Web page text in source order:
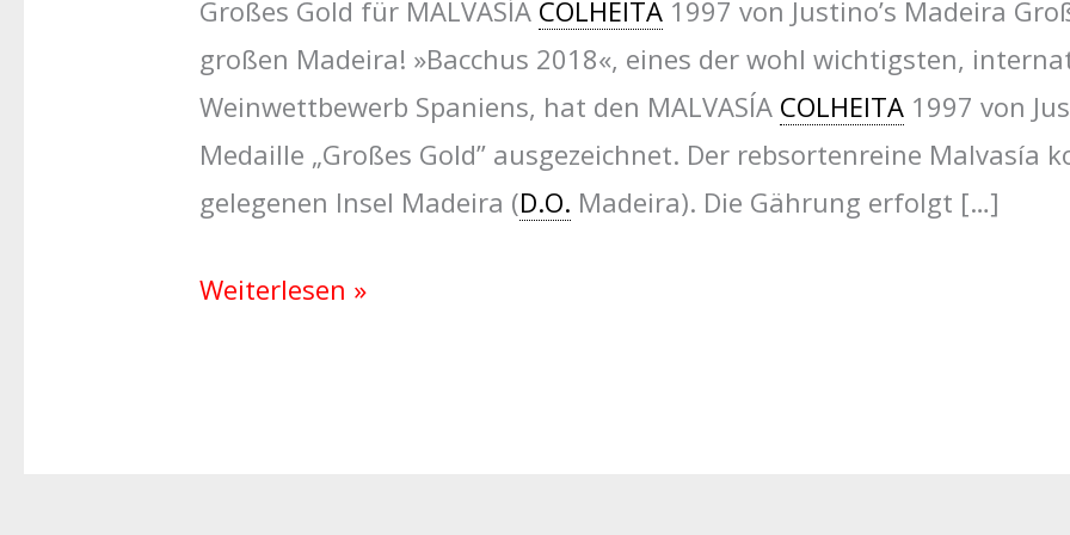
Großes Gold für MALVASÍA COLHEITA1997 von Justino’s Madeira
großen Madeira! »Bacchus 2018«, eines der wohl wichtigsten,
Weinwettbewerb Spaniens, hat den MALVASÍA COLHEITA1997 von
Medaille „Großes Gold” ausgezeichnet. Der rebsortenreine Malvasía
gelegenen Insel Madeira (D.O. Madeira). Die Gährung erfolgt […]
Weiterlesen »